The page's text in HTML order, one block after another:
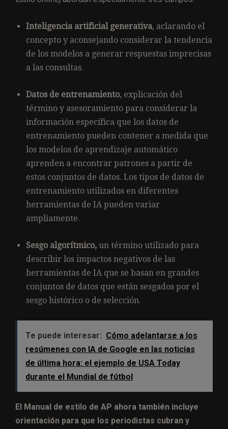
Inteligencia artificial generativa, aclarando el
concepto y aconsejando considerar la tendencia
de los modelos a generar respuestas imprecisas
a las consultas.
Datos de entrenamiento, explicación del
término y asesoramiento para considerar la
información específica que los datos de
entrenamiento pueden contener a medida que
los modelos de aprendizaje automático
aprenden a encontrar patrones a partir de
estos conjuntos de datos. Los tipos de datos de
entrenamiento utilizados en diferentes
herramientas de IA pueden variar
ampliamente.
Sesgo algorítmico, un término utilizado para
describir los impactos negativos de las
herramientas de IA que se basan en grandes
conjuntos de datos que están sesgados por el
sesgo histórico o de selección.
Te puede interesar: Cómo adelantarse a los
resúmenes con IA de Google en las noticias
de última hora: el ejemplo de USA Today
durante el Mundial de fútbol
El Manual de estilo de AP ahora también incluye
orientación para que los periodistas cubran y